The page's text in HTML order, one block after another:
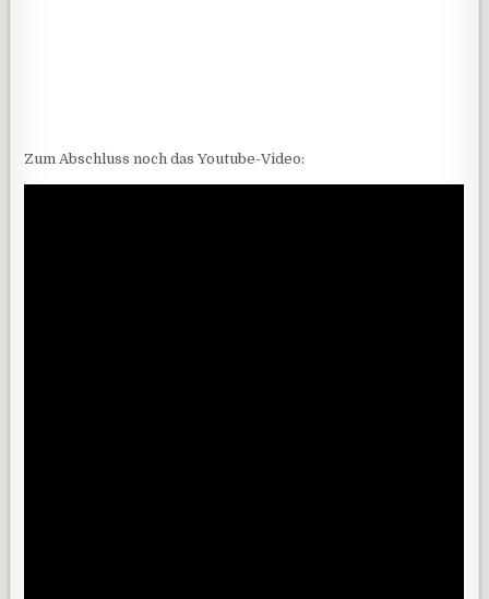
Zum Abschluss noch das Youtube-Video: